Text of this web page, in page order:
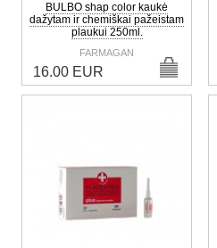
BULBO shap color kaukė
dažytam ir chemiškai pažeistam
plaukui 250ml.
FARMAGAN
16.00 EUR